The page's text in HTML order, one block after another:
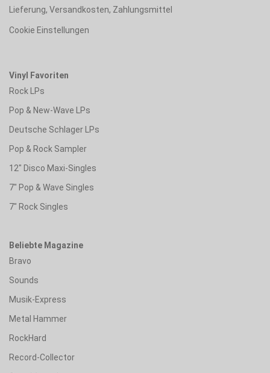
Lieferung, Versandkosten, Zahlungsmittel
Cookie Einstellungen
Vinyl Favoriten
Rock LPs
Pop & New-Wave LPs
Deutsche Schlager LPs
Pop & Rock Sampler
12" Disco Maxi-Singles
7" Pop & Wave Singles
7" Rock Singles
Beliebte Magazine
Bravo
Sounds
Musik-Express
Metal Hammer
RockHard
Record-Collector